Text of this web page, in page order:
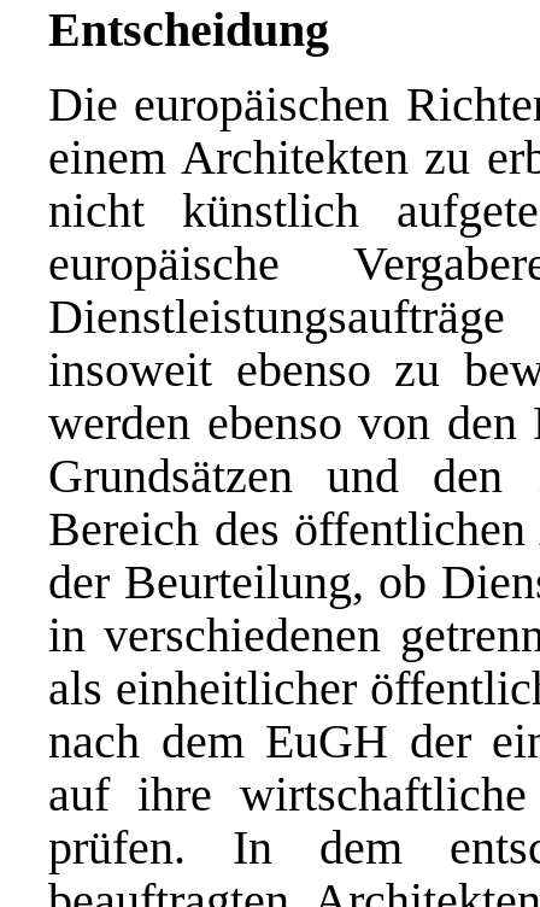
Entscheidung
Die europäischen
einem Architekten zu
nicht künstlich
europäische
insoweit ebenso zu
werden ebenso von
Grundsätzen und
Bereich des
der Beurteilung, ob
in verschiedenen
als einheitlicher
nach dem EuGH der
auf ihre
prüfen. In dem